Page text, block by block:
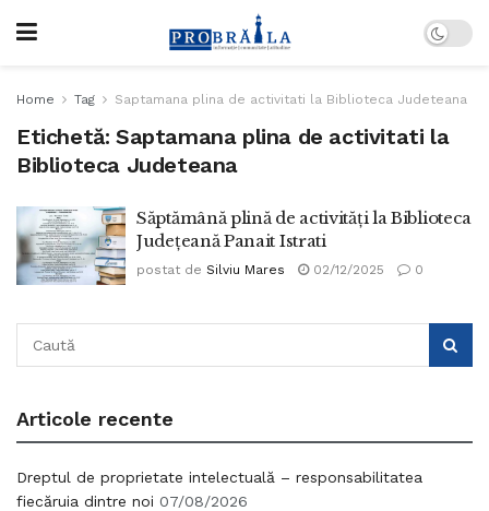
Home Tag Saptamana plina de activitati la Biblioteca Judeteana
Etichetă: Saptamana plina de activitati la
Biblioteca Judeteana
Săptămână plină de activități la Biblioteca
Județeană Panait Istrati
postat de Silviu Mares 02/12/2025 0
Articole recente
Dreptul de proprietate intelectuală – responsabilitatea
fiecăruia dintre noi 07/08/2026